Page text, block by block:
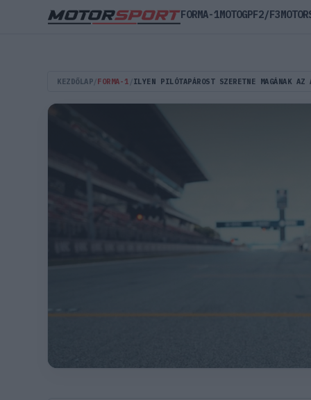
KEZDŐLAP FORMA-1 ILYEN PILÓTAPÁROST SZERETNE MAGÁNAK
FORMA-1MOTOGPF2/F3